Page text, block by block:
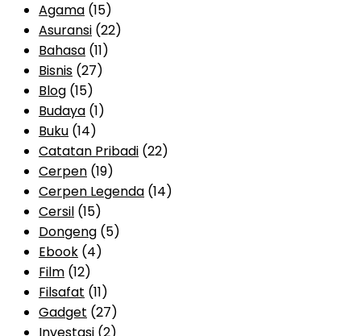
Agama (15)
Asuransi (22)
Bahasa (11)
Bisnis (27)
Blog (15)
Budaya (1)
Buku (14)
Catatan Pribadi (22)
Cerpen (19)
Cerpen Legenda (14)
Cersil (15)
Dongeng (5)
Ebook (4)
Film (12)
Filsafat (11)
Gadget (27)